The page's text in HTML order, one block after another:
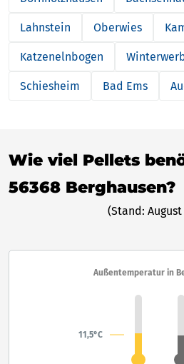
Lahnstein Oberwies
Katzenelnbogen
Schiesheim Bad Ems
Wie viel Pellets
56368 Berghausen?
(Stand: August
Außentemperatur in
11,5°C